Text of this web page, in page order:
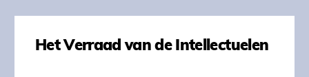
Het Verraad van de Intellectuelen